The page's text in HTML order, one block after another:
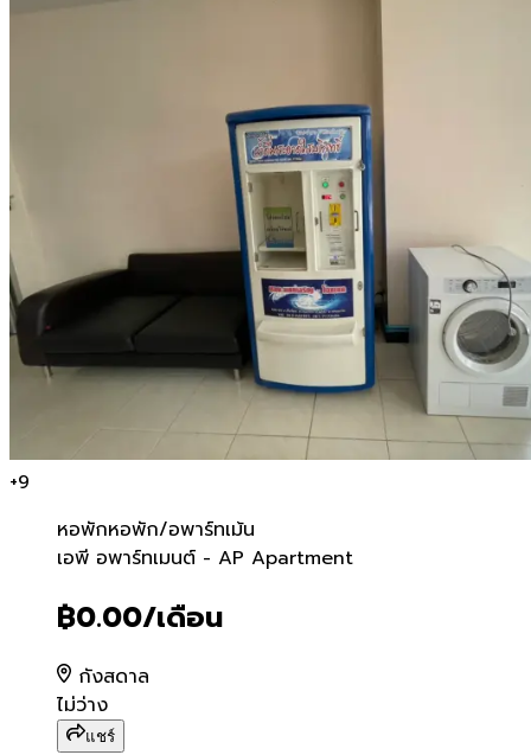
+9
หอพักหอพัก/อพาร์ทเม้น
เอพี อพาร์ทเมนต์ - AP
เอพี อพาร์ทเมนต์ - AP Apartment
฿0.00/เดือน
กังสดาล
ไม่ว่าง
แชร์